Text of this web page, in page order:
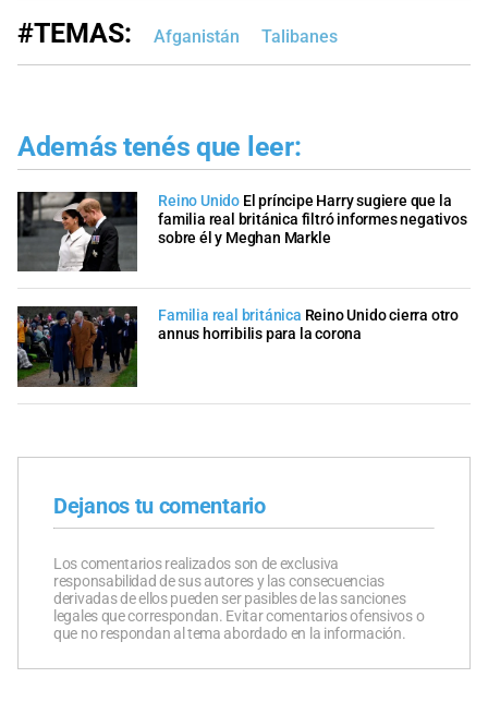
#TEMAS: Afganistán Talibanes
Además tenés que leer:
Reino Unido El príncipe Harry sugiere que la
familia real británica filtró informes negativos
sobre él y Meghan Markle
Familia real británica Reino Unido cierra otro
annus horribilis para la corona
Dejanos tu comentario
Los comentarios realizados son de exclusiva
responsabilidad de sus autores y las consecuencias
derivadas de ellos pueden ser pasibles de las sanciones
legales que correspondan. Evitar comentarios ofensivos o
que no respondan al tema abordado en la información.